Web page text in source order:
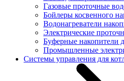
Газовые проточные
Бойлеры косвенного
Водонагреватели
Электрические
Буферные накопители
Промышленные
Системы управления для